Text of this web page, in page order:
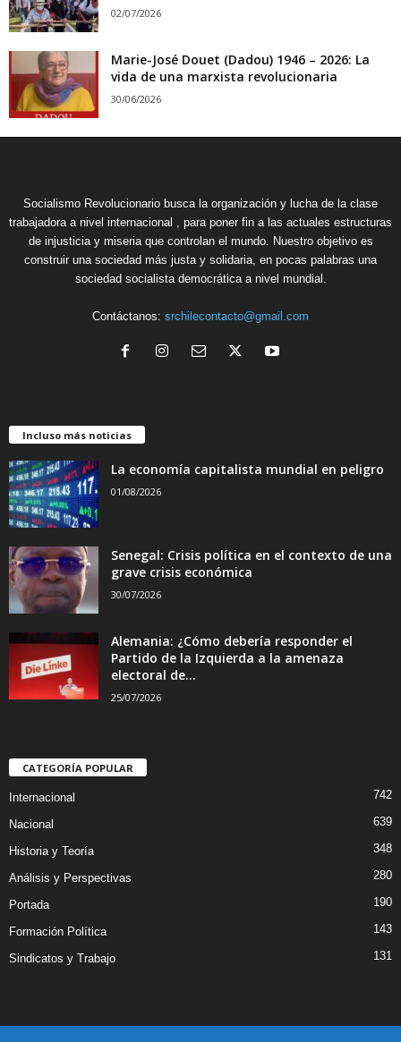
02/07/2026
Marie-José Douet (Dadou) 1946 – 2026: La
vida de una marxista revolucionaria
30/06/2026
Socialismo Revolucionario busca la organización y lucha de la clase
trabajadora a nivel internacional , para poner fin a las actuales estructuras
de injusticia y miseria que controlan el mundo. Nuestro objetivo es
construir una sociedad más justa y solidaria, en pocas palabras una
sociedad socialista democrática a nivel mundial.
Contáctanos: srchilecontacto@gmail.com
Incluso más noticias
La economía capitalista mundial en peligro
01/08/2026
Senegal: Crisis política en el contexto de una
grave crisis económica
30/07/2026
Alemania: ¿Cómo debería responder el
Partido de la Izquierda a la amenaza
electoral de...
25/07/2026
CATEGORÍA POPULAR
Internacional 742
Nacional 639
Historia y Teoría 348
Análisis y Perspectivas 280
Portada 190
Formación Política 143
Sindicatos y Trabajo 131